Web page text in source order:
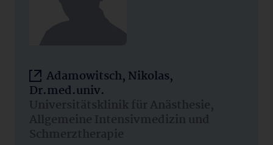
Adamowitsch, Nikolas,
Dr.med.univ.
Universitätsklinik für Anästhesie,
Allgemeine Intensivmedizin und
Schmerztherapie